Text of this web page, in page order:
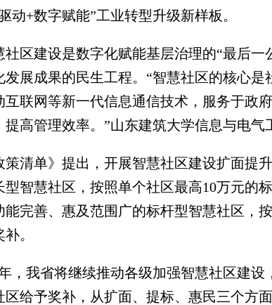
动+数字赋能”工业转型升级新样板。
建设是数字化赋能基层治理的“最后一
发展成果的民生工程。“智慧社区的核心
互联网等新一代信息通信技术，服务于政
提高管理效率。”山东建筑大学信息与电气
单》提出，开展智慧社区建设扩面提升
型智慧社区，按照单个社区最高10万元的
能完善、惠及范围广的标杆型智慧社区，
。
我省将继续推动各级加强智慧社区建设
区给予奖补，从扩面、提标、惠民三个方